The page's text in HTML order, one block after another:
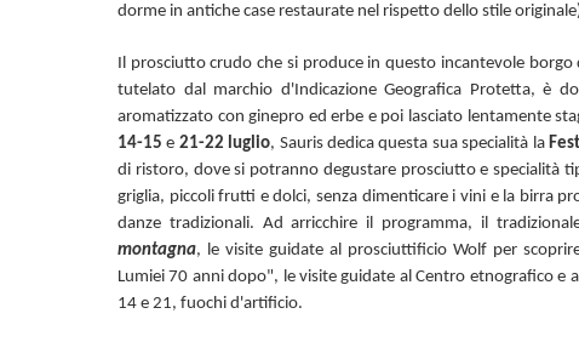
dorme in antiche case restaurate nel rispetto dello stile
Il prosciutto crudo che si produce in questo incantevole
tutelato dal marchio d'Indicazione Geografica Protetta, è
aromatizzato con ginepro ed erbe e poi lasciato lentamente
14-15e 21-22 luglio, Sauris dedica questa sua specialità la
di ristoro, dove si potranno degustare prosciutto e specialità
griglia, piccoli frutti e dolci, senza dimenticare i vini e la birra
danze tradizionali. Ad arricchire il programma, il
montagna, le visite guidate al prosciuttificio Wolf per
Lumiei 70 anni dopo", le visite guidate al Centro etnografico e
14 e 21, fuochi d'artificio.